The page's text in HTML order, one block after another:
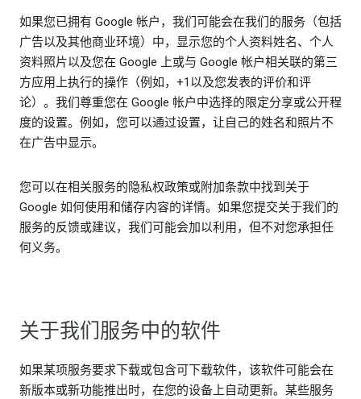
如果您已拥有 Google 帐户，我们可能会在我们的服务（包括
广告以及其他商业环境）中，显示您的个人资料姓名、个人
资料照片以及您在 Google 上或与 Google 帐户相关联的第三
方应用上执行的操作（例如，+1以及您发表的评价和评
论）。我们尊重您在 Google 帐户中选择的限定分享或公开程
度的设置。例如，您可以通过设置，让自己的姓名和照片不
在广告中显示。
您可以在相关服务的隐私权政策或附加条款中找到关于
Google 如何使用和储存内容的详情。如果您提交关于我们的
服务的反馈或建议，我们可能会加以利用，但不对您承担任
何义务。
关于我们服务中的软件
如果某项服务要求下载或包含可下载软件，该软件可能会在
新版本或新功能推出时，在您的设备上自动更新。某些服务